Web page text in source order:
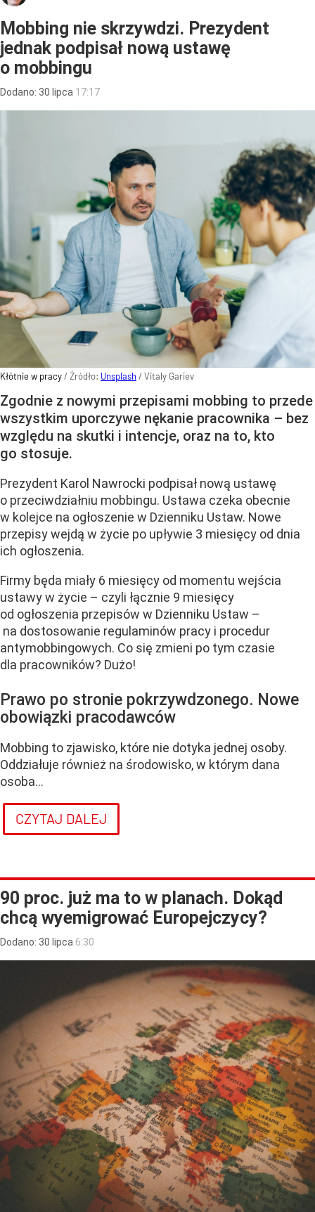
Mobbing nie skrzywdzi. Prezydent
jednak podpisał nową ustawę
o mobbingu
Dodano: 30 lipca 17:17
Kłótnie w pracy/ Źródło: Unsplash / Vitaly Gariev
Zgodnie z nowymi przepisami mobbing to przede
wszystkim uporczywe nękanie pracownika – bez
względu na skutki i intencje, oraz na to, kto
go stosuje.
Prezydent Karol Nawrocki podpisał nową ustawę
o przeciwdziałniu mobbingu. Ustawa czeka obecnie
w kolejce na ogłoszenie w Dzienniku Ustaw. Nowe
przepisy wejdą w życie po upływie 3 miesięcy od dnia
ich ogłoszenia.
Firmy będa miały 6 miesięcy od momentu wejścia
ustawy w życie – czyli łącznie 9 miesięcy
od ogłoszenia przepisów w Dzienniku Ustaw –
na dostosowanie regulaminów pracy i procedur
antymobbingowych. Co się zmieni po tym czasie
dla pracowników? Dużo!
Prawo po stronie pokrzywdzonego. Nowe
obowiązki pracodawców
Mobbing to zjawisko, które nie dotyka jednej osoby.
Oddziałuje również na środowisko, w którym dana
osoba...
CZYTAJ DALEJ
90 proc. już ma to w planach. Dokąd
chcą wyemigrować Europejczycy?
Dodano: 30 lipca 6:30